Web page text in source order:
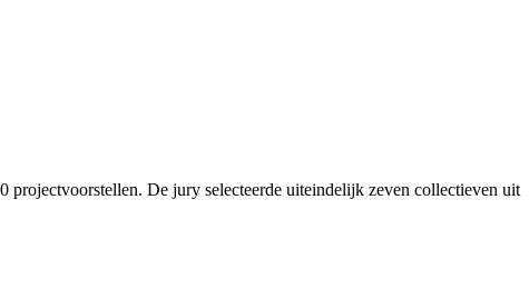
projectvoorstellen. De jury selecteerde uiteindelijk zeven collectieven uit